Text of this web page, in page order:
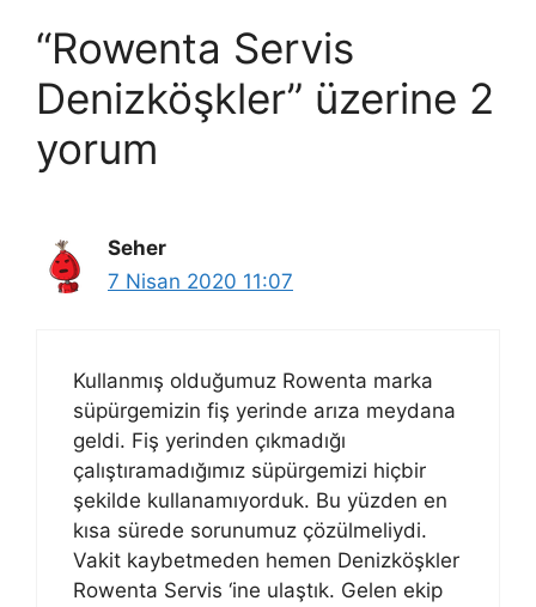
“Rowenta Servis
Denizköşkler” üzerine 2
yorum
Seher
7 Nisan 2020 11:07
Kullanmış olduğumuz Rowenta marka
süpürgemizin fiş yerinde arıza meydana
geldi. Fiş yerinden çıkmadığı
çalıştıramadığımız süpürgemizi hiçbir
şekilde kullanamıyorduk. Bu yüzden en
kısa sürede sorunumuz çözülmeliydi.
Vakit kaybetmeden hemen Denizköşkler
Rowenta Servis ‘ine ulaştık. Gelen ekip